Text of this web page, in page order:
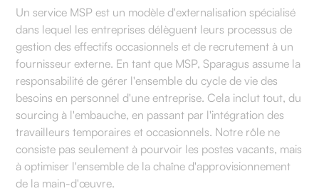
Un service MSP est un modèle d'externalisation spécialisé
dans lequel les entreprises délèguent leurs processus de
gestion des effectifs occasionnels et de recrutement à un
fournisseur externe. En tant que MSP, Sparagus assume la
responsabilité de gérer l'ensemble du cycle de vie des
besoins en personnel d'une entreprise. Cela inclut tout, du
sourcing à l'embauche, en passant par l'intégration des
travailleurs temporaires et occasionnels. Notre rôle ne
consiste pas seulement à pourvoir les postes vacants, mais
à optimiser l'ensemble de la chaîne d'approvisionnement
de la main-d'œuvre.